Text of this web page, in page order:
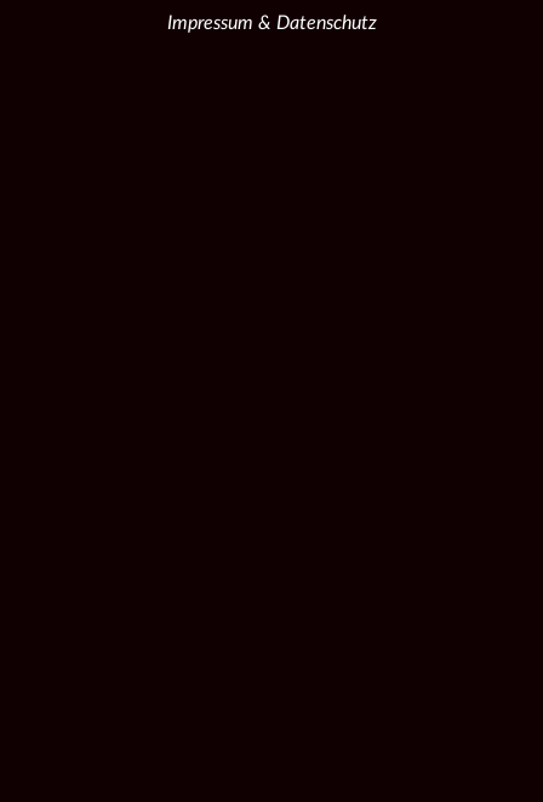
Impressum & Datenschutz